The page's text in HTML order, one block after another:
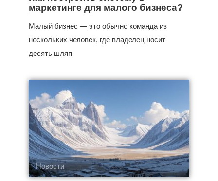
маркетинге для малого бизнеса?
Малый бизнес — это обычно команда из
нескольких человек, где владелец носит
десять шляп
Новости